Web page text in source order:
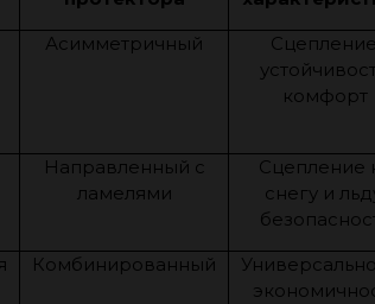
Асимметричный
комфорт
Направленный с
ламелями
Сцепление
снегу и
Комбинированный